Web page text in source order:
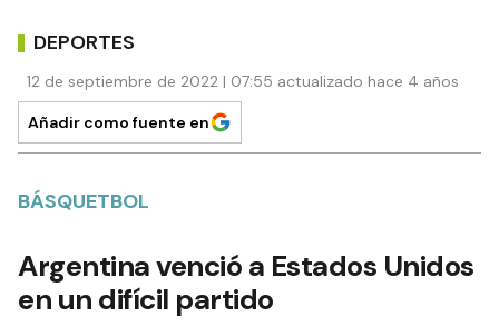
DEPORTES
12 de septiembre de 2022 | 07:55 actualizado hace 4 años
Añadir como fuente en
BÁSQUETBOL
Argentina venció a Estados Unidos
en un difícil partido